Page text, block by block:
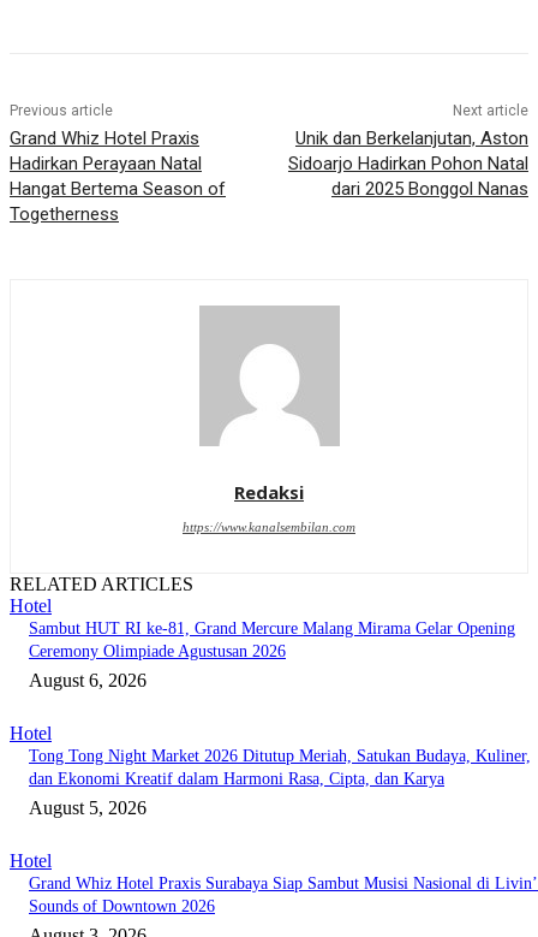
Previous article
Grand Whiz Hotel Praxis
Hadirkan Perayaan Natal
Hangat Bertema Season of
Togetherness
Next article
Unik dan Berkelanjutan, Aston
Sidoarjo Hadirkan Pohon Natal
dari 2025 Bonggol Nanas
Redaksi
https://www.kanalsembilan.com
RELATED ARTICLES
Hotel
Sambut HUT RI ke-81, Grand Mercure Malang Mirama Gelar Opening
Ceremony Olimpiade Agustusan 2026
August 6, 2026
Hotel
Tong Tong Night Market 2026 Ditutup Meriah, Satukan Budaya, Kuliner,
dan Ekonomi Kreatif dalam Harmoni Rasa, Cipta, dan Karya
August 5, 2026
Hotel
Grand Whiz Hotel Praxis Surabaya Siap Sambut Musisi Nasional di Livin’
Sounds of Downtown 2026